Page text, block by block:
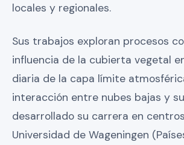
locales y regionales.
Sus trabajos exploran procesos
influencia de la cubierta vegetal
diaria de la capa límite
interacción entre nubes bajas y
desarrollado su carrera en
Universidad de Wageningen